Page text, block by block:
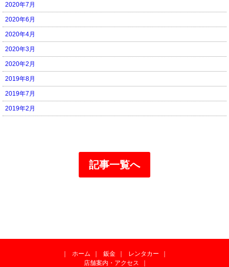
2020年7月
2020年6月
2020年4月
2020年3月
2020年2月
2019年8月
2019年7月
2019年2月
記事一覧へ
｜ ホーム ｜ 鈑金 ｜ レンタカー
｜
店舗案内・アクセス
｜